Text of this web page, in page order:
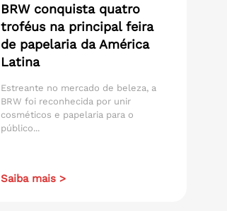
BRW conquista quatro
troféus na principal feira
de papelaria da América
Latina
Estreante no mercado de beleza, a
BRW foi reconhecida por unir
cosméticos e papelaria para o
público...
Saiba mais >